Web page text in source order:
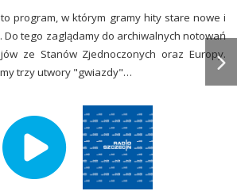
program, w którym gramy hity stare nowe i
Do tego zaglądamy do archiwalnych notowań
ze Stanów Zjednoczonych oraz Europy.
trzy utwory "gwiazdy"…